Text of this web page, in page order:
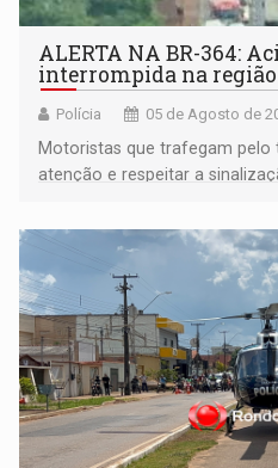
ALERTA NA BR-364:
interrompida na
Polícia 05 de Agosto de
​Motoristas que trafegam pelo
atenção e respeitar a